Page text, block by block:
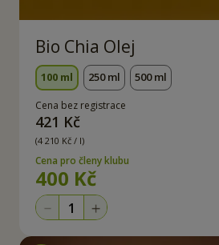
Bio Chia Olej
100 ml 250 ml 500 ml
Cena bez registrace
421 Kč
(4 210 Kč / l)
Cena pro členy klubu
400 Kč